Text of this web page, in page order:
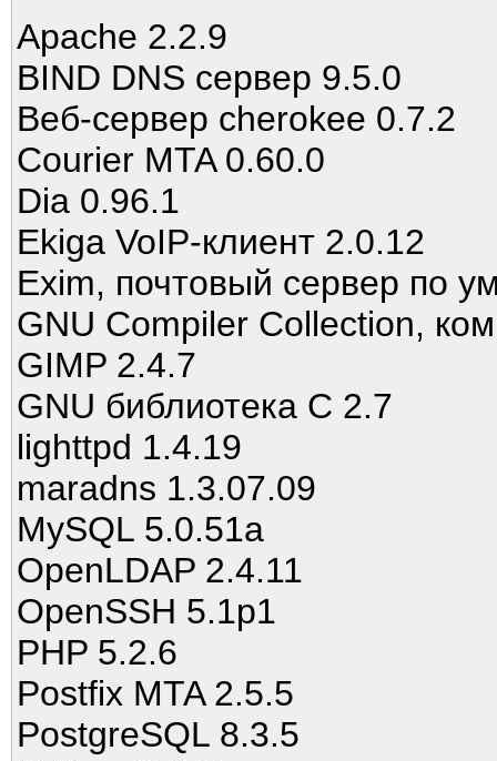
Apache 2.2.9
BIND DNS сервер 9.5.0
Веб-сервер cherokee 0.7.2
Courier MTA 0.60.0
Dia 0.96.1
Ekiga VoIP-клиент 2.0.12
Exim, почтовый сервер по
GNU Compiler Collection,
GIMP 2.4.7
GNU библиотека C 2.7
lighttpd 1.4.19
maradns 1.3.07.09
MySQL 5.0.51a
OpenLDAP 2.4.11
OpenSSH 5.1p1
PHP 5.2.6
Postfix MTA 2.5.5
PostgreSQL 8.3.5